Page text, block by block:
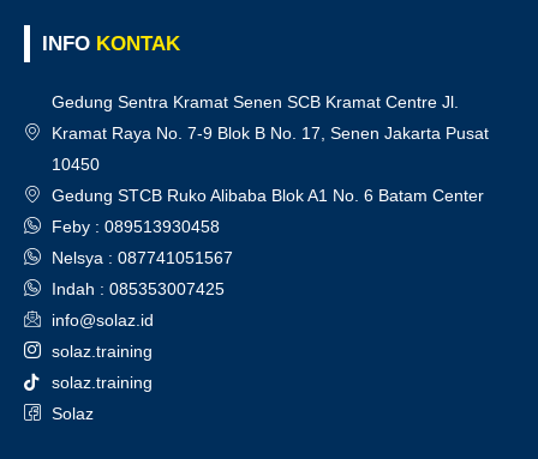
INFO KONTAK
Gedung Sentra Kramat Senen SCB Kramat Centre Jl.
Kramat Raya No. 7-9 Blok B No. 17, Senen Jakarta Pusat
10450
Gedung STCB Ruko Alibaba Blok A1 No. 6 Batam Center
Feby : 089513930458
Nelsya : 087741051567
Indah : 085353007425
info@solaz.id
solaz.training
solaz.training
Solaz